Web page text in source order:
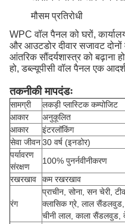
मौसम प्रतिरोधी
WPC वॉल पैनल को घरों,
और आउटडोर दीवार सजावट
आंतरिक सौंदर्यशास्त्र को बढ़ाना
हो, डब्ल्यूपीसी वॉल पैनल एक
तकनीकी मापदंडः
सामग्री
लकड़ी प्लास्टिक कम्पोजिट
आकार
अनुकूलित
आकार
इंटरलॉकिंग
सेवा जीवन30 वर्ष (इनडोर)
पर्यावरण
संरक्षण
100% पुनर्नवीनीकरण
रखरखाव
कम रखरखाव
रंग
प्राचीन, सोना, सन चेरी,
क्लासिक ग्रे, लाल
चीनी लाल, काला सैंडलवुड,